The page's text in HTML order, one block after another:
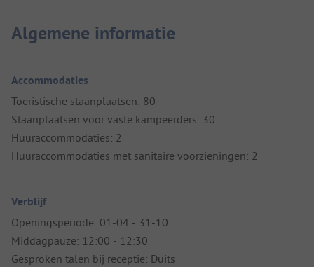
Algemene informatie
Accommodaties
Toeristische staanplaatsen: 80
Staanplaatsen voor vaste kampeerders: 30
Huuraccommodaties: 2
Huuraccommodaties met sanitaire voorzieningen: 2
Verblijf
Openingsperiode: 01-04 - 31-10
Middagpauze: 12:00 - 12:30
Gesproken talen bij receptie: Duits